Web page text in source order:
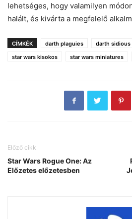
lehetséges, hogy valamilyen
halált, és kivárta a megfelelő
CÍMKÉK darth plaguies darth sidious
star wars kisokos
star wars miniatures
Előző cikk
Star Wars Rogue One: Az
Előzetes előzetesben